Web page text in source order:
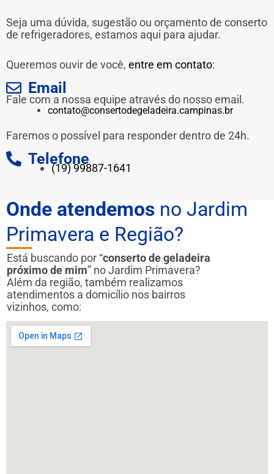
Seja uma dúvida, sugestão ou orçamento de conserto
de refrigeradores, estamos aqui para ajudar.
Queremos ouvir de você, entre em contato:
Email
Fale com a nossa equipe através do nosso email.
contato@consertodegeladeira.campinas.br
Faremos o possível para responder dentro de 24h.
Telefone
(19) 99887-1641
Onde atendemos no Jardim
Primavera e Região?
Está buscando por “conserto de geladeira
próximo de mim” no Jardim Primavera?
Além da região, também realizamos
atendimentos a domicílio nos bairros
vizinhos, como: